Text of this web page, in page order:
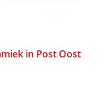
in Post Oost